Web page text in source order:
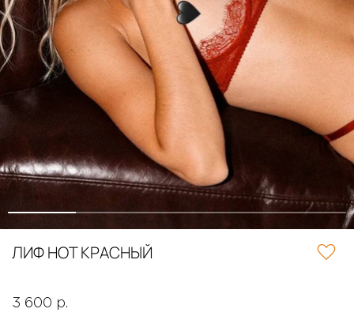
ЛИФ HOT КРАСНЫЙ
3 600 р.